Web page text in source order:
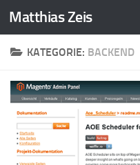
Zum Inhalt springen
Matthias Zeis
KATEGORIE: BACKEND